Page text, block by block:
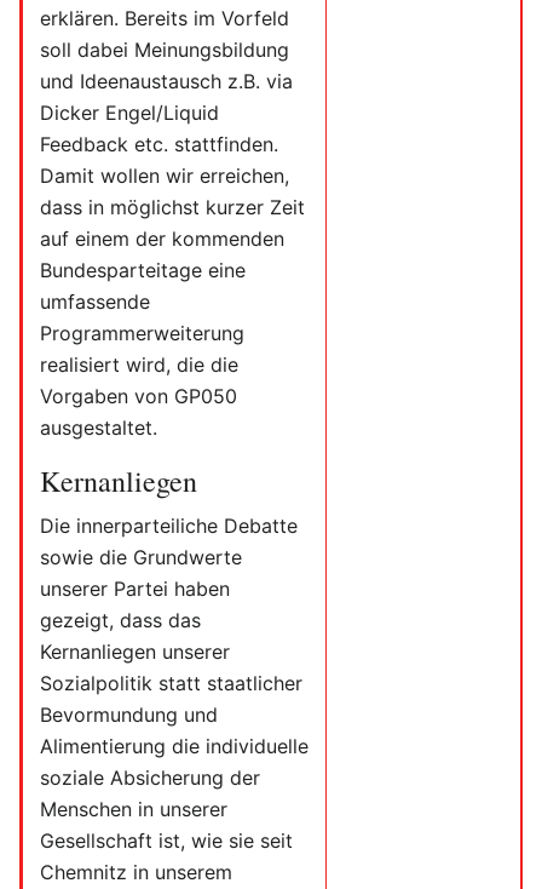
erklären. Bereits im Vorfeld
soll dabei Meinungsbildung
und Ideenaustausch z.B. via
Dicker Engel/Liquid
Feedback etc. stattfinden.
Damit wollen wir erreichen,
dass in möglichst kurzer Zeit
auf einem der kommenden
Bundesparteitage eine
umfassende
Programmerweiterung
realisiert wird, die die
Vorgaben von GP050
ausgestaltet.
Kernanliegen
Die innerparteiliche Debatte
sowie die Grundwerte
unserer Partei haben
gezeigt, dass das
Kernanliegen unserer
Sozialpolitik statt staatlicher
Bevormundung und
Alimentierung die individuelle
soziale Absicherung der
Menschen in unserer
Gesellschaft ist, wie sie seit
Chemnitz in unserem